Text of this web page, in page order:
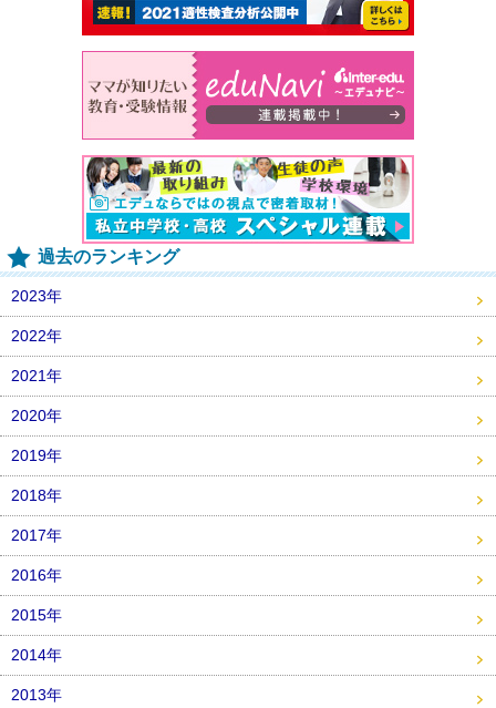
過去のランキング
2023年
2022年
2021年
2020年
2019年
2018年
2017年
2016年
2015年
2014年
2013年